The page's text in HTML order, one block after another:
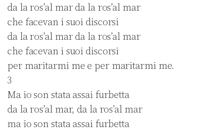
da la ros’al mar da la ros’al mar
che facevan i suoi discorsi
da la ros’al mar da la ros’al mar
che facevan i suoi discorsi
per maritarmi me e per maritarmi me.
3
Ma io son stata assai furbetta
da la ros’al mar, da la ros’al mar
ma io son stata assai furbetta